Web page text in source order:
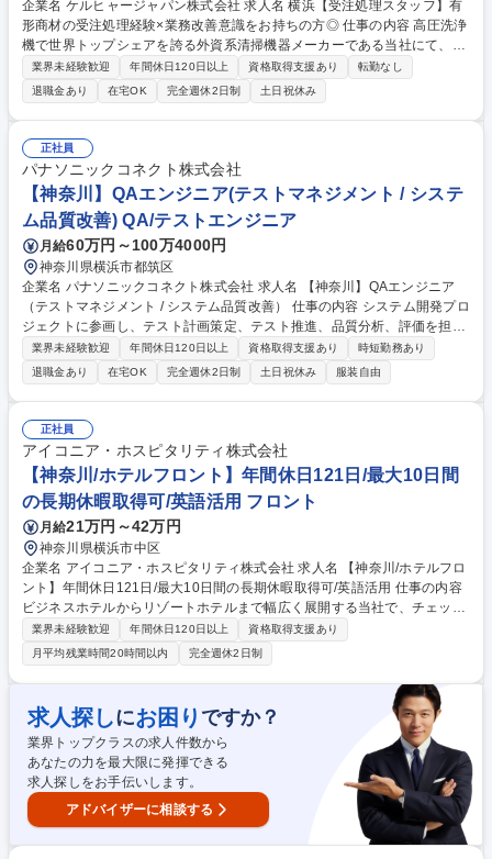
企業名 ケルヒャージャパン株式会社 求人名 横浜【受注処理スタッフ】有
形商材の受注処理経験×業務改善意識をお持ちの方◎ 仕事の内容 高圧洗浄
機で世界トップシェアを誇る外資系清掃機器メーカーである当社にて、業
務用製品・家庭用製品の受注処理業務をお任せします。 【1日の受注処理
件数】■業務用製品：50件～100件/人（繁忙期は+100件/人、主に3月、9
月）■家庭用製品：150件～200件/人（繁忙期は+100件/人、主に11月末～
1月中旬） 【繁忙期】■業務用製品3月、9月 ■家庭用製品12月～1月上旬
【研修体系】■本社：オリエンテーション3日間 ■各業務：OJT（1.5か月
～2か月） 募集職種 横浜【受注処理スタッフ】有形商材の受注処理経験×
業務改善意識をお持ちの方◎
業界未経験歓迎 年間休日120日以上 資格取得支援あり
転勤なし
退職金あり
在宅OK 完全週休2日制 土日祝休み
正社員
パナソニックコネクト株式会社
【神奈川】QAエンジニア(テストマネジメント / システ
ム品質改善) QA/テストエンジニア
月給60万円～100万4000円
神奈川県横浜市都筑区
企業名 パナソニックコネクト株式会社 求人名 【神奈川】QAエンジニア
（テストマネジメント / システム品質改善） 仕事の内容 システム開発プロ
ジェクトに参画し、テスト計画策定、テスト推進、品質分析、評価を担
当。上流工程レビュー、テスト指針立案、品質リスクの可視化、外部パー
トナー管理、検証サービス高度化を担います。 ■テスト計画策定、テスト
推進、品質分析、評価 ■テスト全体のマネジメント ■上流工程レビュー、
テスト指針立案 ■品質リスクの可視化、対策提案 ■テストチーム、外部パ
ートナーの管理 ■自動化やAI活用による検証高度化 【仕事の魅力】単なる
テスト実行ではなく、要件定義からリリースまで品質観点で関与できま
す。検証サービスを事業として創る経験も得られます。 募集職種 【神奈
川】QAエンジニア（テストマネジメント / システム品質改善）
業界未経験歓迎 年間休日120日以上 資格取得支援あり
時短勤務あり
退職金あり
在宅OK 完全週休2日制 土日祝休み 服装自由
正社員
アイコニア・ホスピタリティ株式会社
【神奈川/ホテルフロント】年間休日121日/最大10日間
の長期休暇取得可/英語活用 フロント
月給21万円～42万円
神奈川県横浜市中区
企業名 アイコニア・ホスピタリティ株式会社 求人名 【神奈川/ホテルフロ
ント】年間休日121日/最大10日間の長期休暇取得可/英語活用 仕事の内容
ビジネスホテルからリゾートホテルまで幅広く展開する当社で、チェック
インやチェックアウトをはじめとするフロント業務をお任せします。将来
のキャリアパス有り。 【詳細】・接客業務、及び予約受付（電話、インタ
ーネット）、館内や周辺施設のご案内、コンシェルジュ業務に加え、経
理、発注など付帯事務をお任せします 【入社後キャリア】・フロント業務
をご経験した後、リーダーやマネージャーへのキャリアパス有り。志向性
とご希望を勘案し、現場だけでは無く本社人事などへのキャリア可能性も
ございます。 募集職種 【神奈川/ホテルフロント】年間休日121日/最大10
日間の長期休暇取得可/英語活用
業界未経験歓迎 年間休日120日以上
資格取得支援あり
月平均残業時間20時間以内
完全週休2日制
求人探しにお困り ですか？
業界トップクラスの求人件数から
あなたの力を最大限に発揮できる
求人探しをお手伝いします。
アドバイザーに相談する